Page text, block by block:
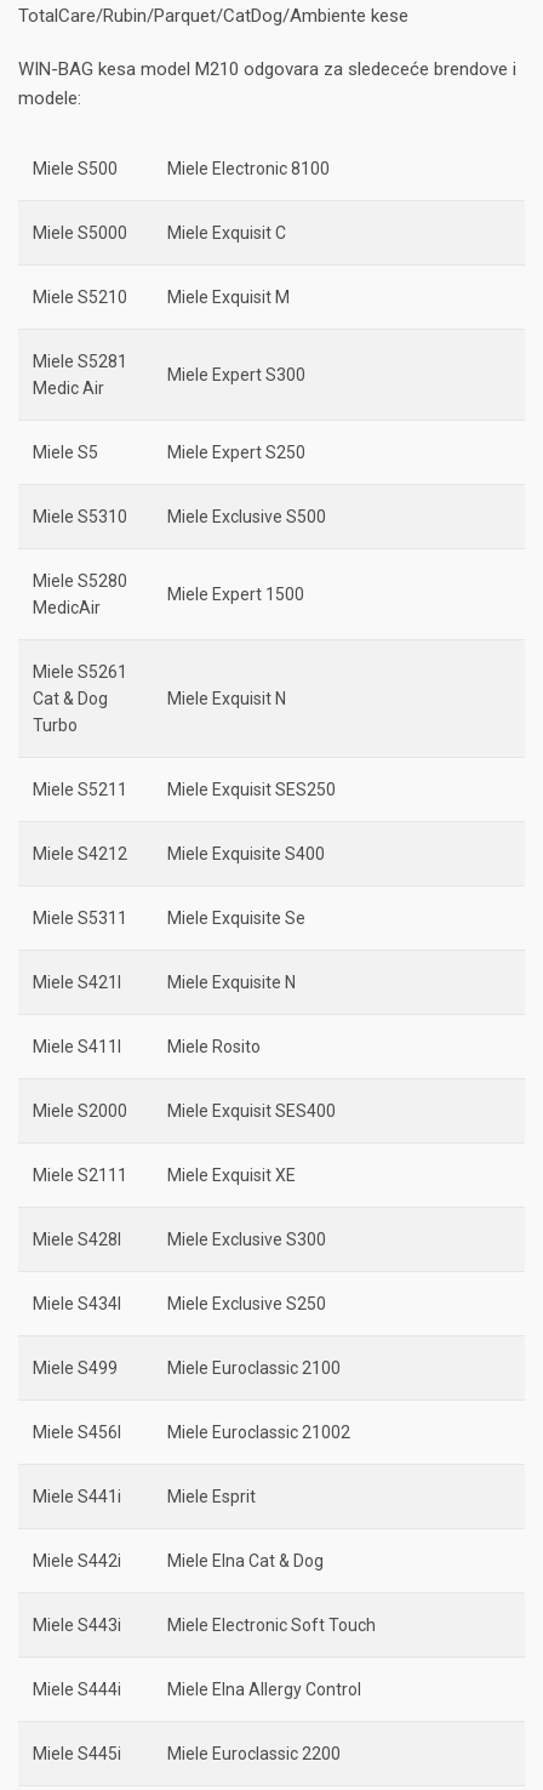
TotalCare/Rubin/Parquet/CatDog/Ambiente kese
WIN-BAG kesa model M210 odgovara za sledeceće brendove i
modele:
Miele S500 Miele Electronic 8100
Miele S5000 Miele Exquisit C
Miele S5210 Miele Exquisit M
Miele S5281
Medic Air
Miele Expert S300
Miele S5 Miele Expert S250
Miele S5310 Miele Exclusive S500
Miele S5280
MedicAir
Miele Expert 1500
Miele S5261
Cat & Dog
Turbo
Miele Exquisit N
Miele S5211 Miele Exquisit SES250
Miele S4212 Miele Exquisite S400
Miele S5311 Miele Exquisite Se
Miele S421I Miele Exquisite N
Miele S411I Miele Rosito
Miele S2000 Miele Exquisit SES400
Miele S2111 Miele Exquisit XE
Miele S428I Miele Exclusive S300
Miele S434I Miele Exclusive S250
Miele S499 Miele Euroclassic 2100
Miele S456I Miele Euroclassic 21002
Miele S441i Miele Esprit
Miele S442i Miele Elna Cat & Dog
Miele S443i Miele Electronic Soft Touch
Miele S444i Miele Elna Allergy Control
Miele S445i Miele Euroclassic 2200